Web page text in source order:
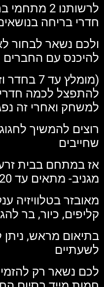
חדרי בריחה
ולכם נשאר לבחור
להיכנס עם החברים
(מומלץ עד
להתפצל לכמה
למשחק ואחרי זה
רוצים להמשיך
שחייבים
אז במתחם בבית
מגניב- מתאים עד 20 משתתפים,
מאובזר בטלוויזיה
קליפים, כיור, בר
לשעתיים
לכם נשאר רק